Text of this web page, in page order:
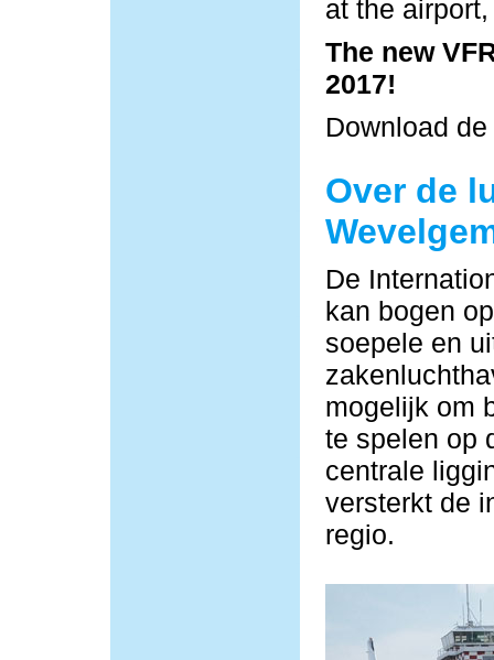
at the
The new
2017!
Download de
Over de
De
kan bogen
soepele en
mogelijk om
te spelen op
centrale
versterkt de
regio.